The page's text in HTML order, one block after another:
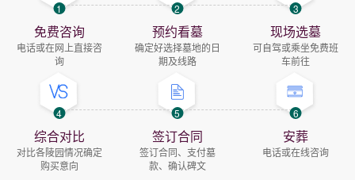
1
免费咨询
电话或在网上直接咨
询
2
预约看墓
确定好选择墓地的日
期及线路
3
现场选墓
可自驾或乘坐免费班
车前往
4
综合对比
对比各陵园情况确定
购买意向
5
签订合同
签订合同、支付墓
款、确认碑文
6
安葬
电话或在线咨询